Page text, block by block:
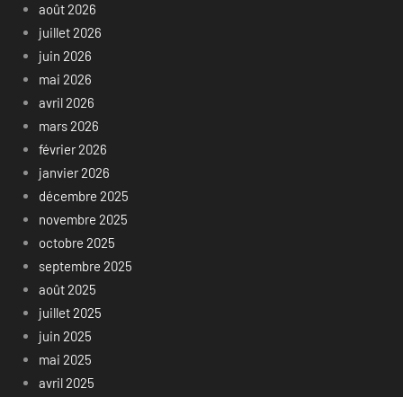
août 2026
juillet 2026
juin 2026
mai 2026
avril 2026
mars 2026
février 2026
janvier 2026
décembre 2025
novembre 2025
octobre 2025
septembre 2025
août 2025
juillet 2025
juin 2025
mai 2025
avril 2025